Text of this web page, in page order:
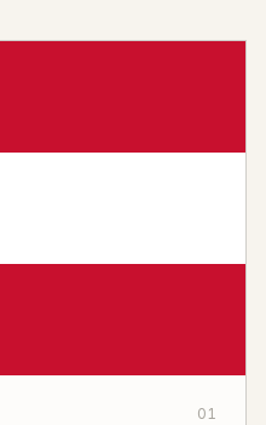
01